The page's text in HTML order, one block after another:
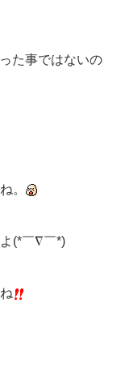
た事ではないの
。
(*￣∇￣*)